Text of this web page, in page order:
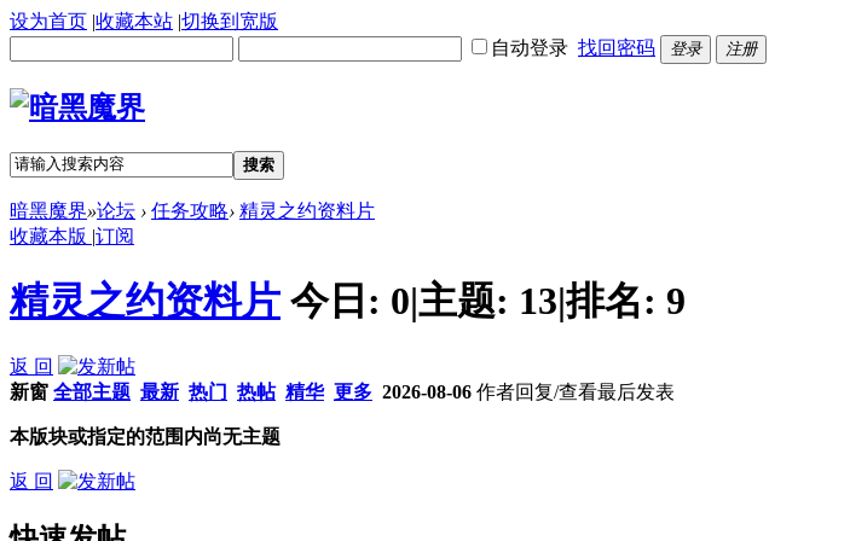
设为首页 |收藏本站 |切换到宽版
自动登录 找回密码 登录 注册
搜索
暗黑魔界»论坛 › 任务攻略› 精灵之约资料片
收藏本版 |订阅
精灵之约资料片 今日: 0|主题: 13|排名: 9
返 回
新窗 全部主题 最新 热门 热帖 精华 更多 2026-08-06 作者回复/查看最后发表
本版块或指定的范围内尚无主题
返 回